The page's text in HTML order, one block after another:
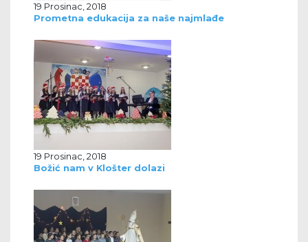
19 Prosinac, 2018
Prometna edukacija za naše najmlađe
19 Prosinac, 2018
Božić nam v Klošter dolazi